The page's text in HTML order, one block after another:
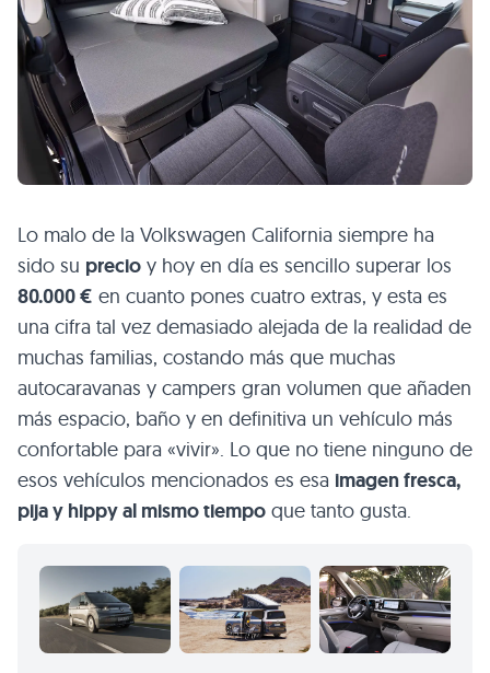
Lo malo de la Volkswagen California siempre ha
sido su precio y hoy en día es sencillo superar los
80.000 € en cuanto pones cuatro extras, y esta es
una cifra tal vez demasiado alejada de la realidad de
muchas familias, costando más que muchas
autocaravanas y campers gran volumen que añaden
más espacio, baño y en definitiva un vehículo más
confortable para «vivir». Lo que no tiene ninguno de
esos vehículos mencionados es esa imagen fresca,
pija y hippy al mismo tiempo que tanto gusta.